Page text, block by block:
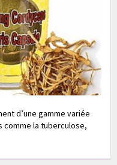
d’une gamme variée
comme la tuberculose,